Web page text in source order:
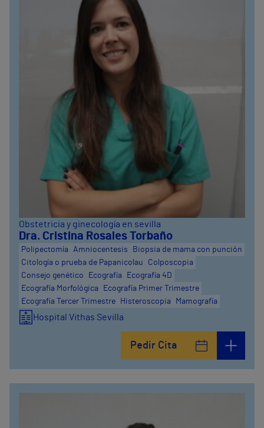
Obstetricia y ginecología en sevilla
Dra. Cristina Rosales Torbaño
Polipectomía Amniocentesis
Biopsia de mama con punción
Citología o prueba de Papanicolau
Colposcopia
Consejo genético
Ecografía
Ecografía 4D
Ecografía Morfológica
Ecografía Primer Trimestre
Ecografía Tercer Trimestre
Histeroscopia Mamografía
Hospital Vithas Sevilla
Pedir Cita